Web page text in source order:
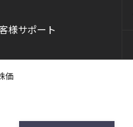
様サポート
価